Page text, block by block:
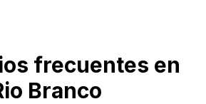
frecuentes en
Branco